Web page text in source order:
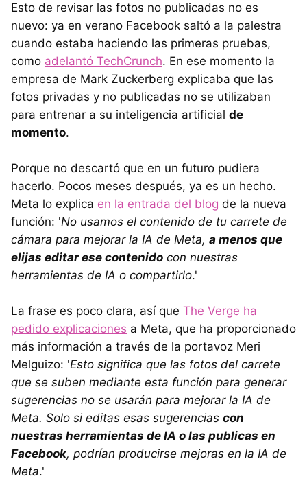
Esto de revisar las fotos no publicadas no es
nuevo: ya en verano Facebook saltó a la palestra
cuando estaba haciendo las primeras pruebas,
como adelantó TechCrunch. En ese momento la
empresa de Mark Zuckerberg explicaba que las
fotos privadas y no publicadas no se utilizaban
para entrenar a su inteligencia artificial de
momento.
Porque no descartó que en un futuro pudiera
hacerlo. Pocos meses después, ya es un hecho.
Meta lo explica en la entrada del blog de la nueva
función: 'No usamos el contenido de tu carrete de
cámara para mejorar la IA de Meta, a menos que
elijas editar ese contenido con nuestras
herramientas de IA o compartirlo.'
La frase es poco clara, así que The Verge ha
pedido explicaciones a Meta, que ha proporcionado
más información a través de la portavoz Meri
Melguizo: 'Esto significa que las fotos del carrete
que se suben mediante esta función para generar
sugerencias no se usarán para mejorar la IA de
Meta. Solo si editas esas sugerencias con
nuestras herramientas de IA o las publicas en
Facebook, podrían producirse mejoras en la IA de
Meta.'